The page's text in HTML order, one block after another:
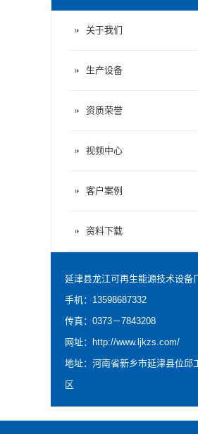
关于我们
生产设备
资质荣誉
视频中心
客户案例
资料下载
延津县龙江可再生能源技术设备
手机：13598687332
传真：0373－7843208
网址：
http://www.ljkzs.com/
地址：河南省新乡市延津县位邱
区